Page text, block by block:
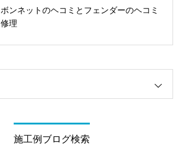
ボンネットのヘコミとフェンダーのヘコミ
修理
施工例ブログ検索